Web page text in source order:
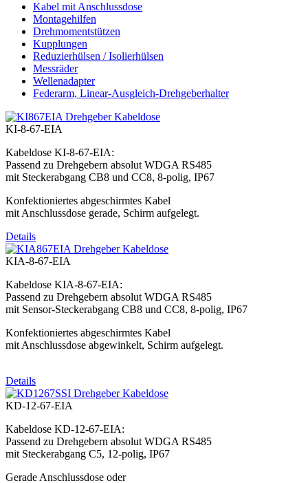
Kabel mit Anschlussdose
Montagehilfen
Drehmomentstützen
Kupplungen
Reduzierhülsen / Isolierhülsen
Messräder
Wellenadapter
Federarm, Linear-Ausgleich-Drehgeberhalter
KI-8-67-EIA
Kabeldose KI-8-67-EIA:
Passend zu Drehgebern absolut WDGA RS485
mit Steckerabgang CB8 und CC8, 8-polig, IP67
Konfektioniertes abgeschirmtes Kabel
mit Anschlussdose gerade, Schirm aufgelegt.
Details
KIA-8-67-EIA
Kabeldose KIA-8-67-EIA:
Passend zu Drehgebern absolut WDGA RS485
mit Sensor-Steckerabgang CB8 und CC8, 8-polig, IP67
Konfektioniertes abgeschirmtes Kabel
mit Anschlussdose abgewinkelt, Schirm aufgelegt.
Details
KD-12-67-EIA
Kabeldose KD-12-67-EIA:
Passend zu Drehgebern absolut WDGA RS485
mit Steckerabgang C5, 12-polig, IP67
Gerade Anschlussdose oder